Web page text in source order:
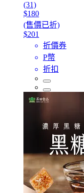
(31)
$180
(售價已折)
$201
折價券
P幣
折扣